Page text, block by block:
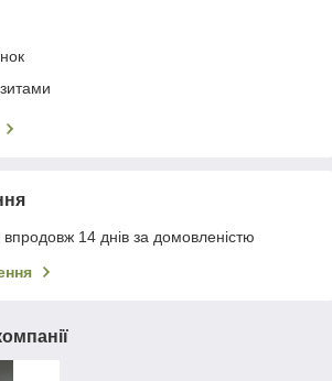
14 днів за домовленістю